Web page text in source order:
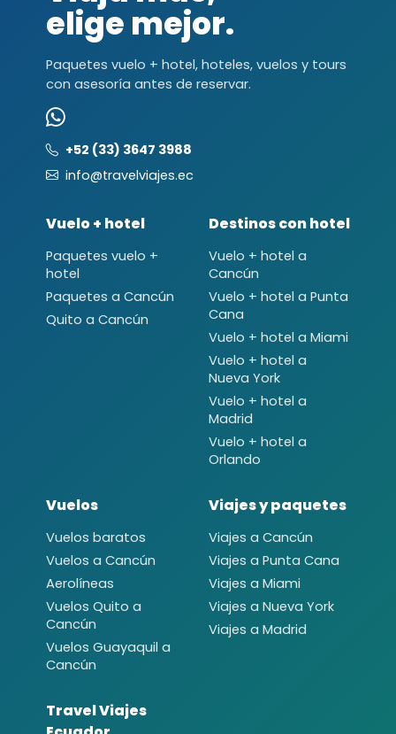
elige mejor.
Paquetes vuelo + hotel, hoteles, vuelos y tours
con asesoría antes de reservar.
+52 (33) 3647 3988
info@travelviajes.ec
Vuelo + hotel
Paquetes vuelo +
hotel
Paquetes a Cancún
Quito a Cancún
Destinos con hotel
Vuelo + hotel a
Cancún
Vuelo + hotel a Punta
Cana
Vuelo + hotel a Miami
Vuelo + hotel a
Nueva York
Vuelo + hotel a
Madrid
Vuelo + hotel a
Orlando
Vuelos
Vuelos baratos
Vuelos a Cancún
Aerolíneas
Vuelos Quito a
Cancún
Vuelos Guayaquil a
Cancún
Viajes y paquetes
Viajes a Cancún
Viajes a Punta Cana
Viajes a Miami
Viajes a Nueva York
Viajes a Madrid
Travel Viajes